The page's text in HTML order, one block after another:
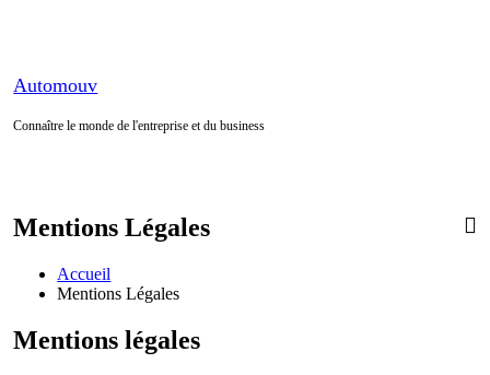
Automouv
Connaître le monde de l'entreprise et du business
Mentions Légales
Accueil
Mentions Légales
Mentions légales